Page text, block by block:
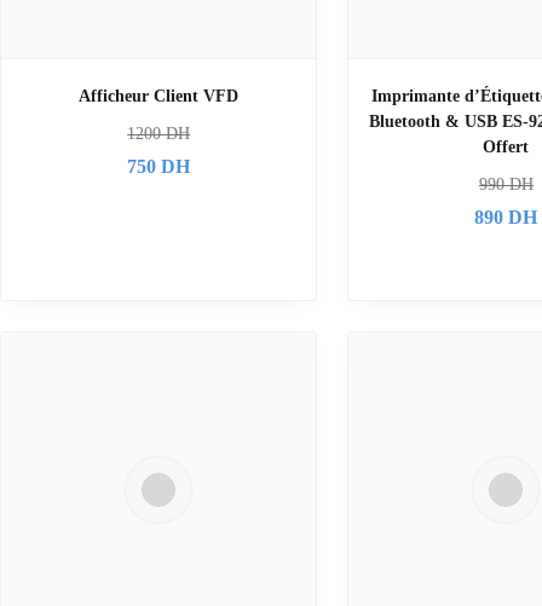
Afficheur Client VFD
1200DH
750 DH
Imprimante
Bluetooth & USB ES-
Offert
990DH
890 DH